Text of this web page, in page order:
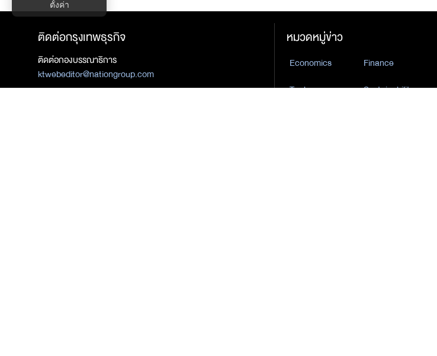
ติดต่อกรุงเทพธุรกิจ
ติดต่อกองบรรณาธิการ
ktwebeditor@nationgroup.com
หมวดหมู่ข่าว
Economics Finance
Tech
Sustainability
ตั้งค่า